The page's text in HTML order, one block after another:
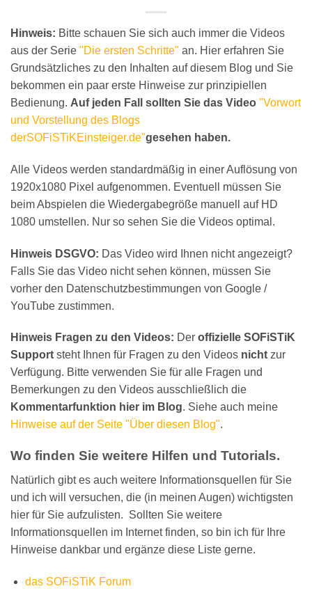
Hinweis: Bitte schauen Sie sich auch immer die Videos
aus der Serie "Die ersten Schritte" an. Hier erfahren Sie
Grundsätzliches zu den Inhalten auf diesem Blog und Sie
bekommen ein paar erste Hinweise zur prinzipiellen
Bedienung. Auf jeden Fall sollten Sie das Video "Vorwort
und Vorstellung des Blogs
derSOFiSTiKEinsteiger.de"gesehen haben.
Alle Videos werden standardmäßig in einer Auflösung von
1920x1080 Pixel aufgenommen. Eventuell müssen Sie
beim Abspielen die Wiedergabegröße manuell auf HD
1080 umstellen. Nur so sehen Sie die Videos optimal.
Hinweis DSGVO: Das Video wird Ihnen nicht angezeigt?
Falls Sie das Video nicht sehen können, müssen Sie
vorher den Datenschutzbestimmungen von Google /
YouTube zustimmen.
Hinweis Fragen zu den Videos: Der offizielle SOFiSTiK
Support steht Ihnen für Fragen zu den Videos nicht zur
Verfügung. Bitte verwenden Sie für alle Fragen und
Bemerkungen zu den Videos ausschließlich die
Kommentarfunktion hier im Blog. Siehe auch meine
Hinweise auf der Seite "Über diesen Blog".
Wo finden Sie weitere Hilfen und Tutorials.
Natürlich gibt es auch weitere Informationsquellen für Sie
und ich will versuchen, die (in meinen Augen) wichtigsten
hier für Sie aufzulisten. Sollten Sie weitere
Informationsquellen im Internet finden, so bin ich für Ihre
Hinweise dankbar und ergänze diese Liste gerne.
das SOFiSTiK Forum